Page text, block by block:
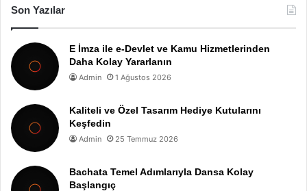
Son Yazılar
E İmza ile e-Devlet ve Kamu Hizmetlerinden
Daha Kolay Yararlanın
Admin 1 Ağustos 2026
Kaliteli ve Özel Tasarım Hediye Kutularını
Keşfedin
Admin 25 Temmuz 2026
Bachata Temel Adımlarıyla Dansa Kolay
Başlangıç